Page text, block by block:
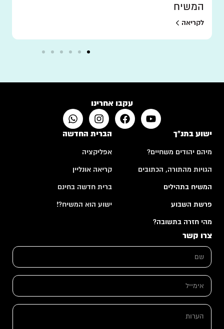
המשיח
לקריאה
עקבו אחרינו
ישוע בתנ"ך
מיהם יהודים משחיים?
הגויות מהתורה, הכתובים
המשיח בתהילים
פרשת השבוע
מהי חזרה בתשובה?
הברית החדשה
אפליקציה
קריאה אונליין
ברית חדשה בחינם
ישוע הוא המשיח?!
צרו קשר
ש
*
ם
מ
א
מ
י
ה